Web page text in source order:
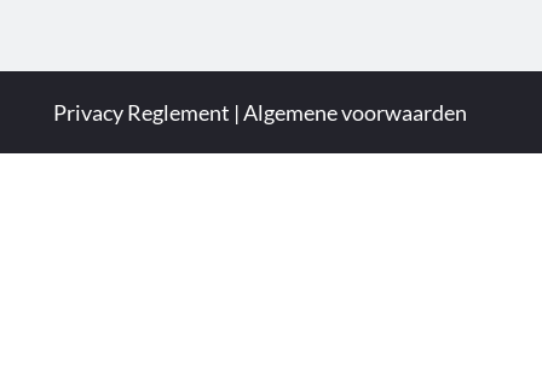
Privacy Reglement |Algemene voorwaarden